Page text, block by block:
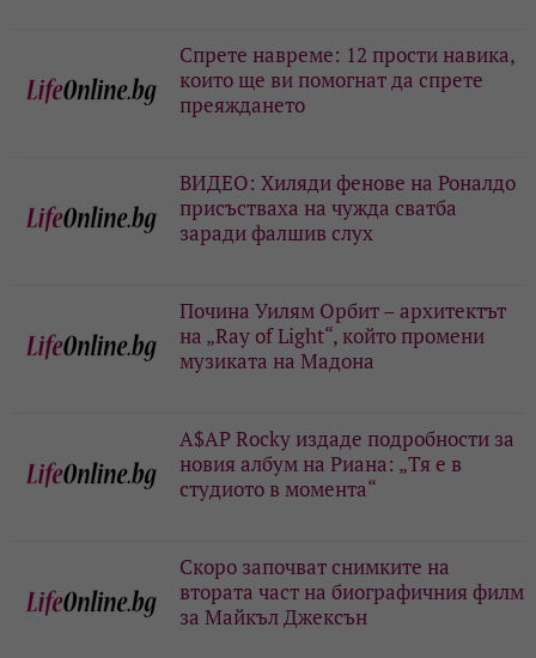
Спрете навреме: 12 прости навика,
които ще ви помогнат да спрете
преяждането
ВИДЕО: Хиляди фенове на Роналдо
присъстваха на чужда сватба
заради фалшив слух
Почина Уилям Орбит – архитектът
на „Ray of Light“, който промени
музиката на Мадона
A$AP Rocky издаде подробности за
новия албум на Риана: „Тя е в
студиото в момента“
Скоро започват снимките на
втората част на биографичния филм
за Майкъл Джексън